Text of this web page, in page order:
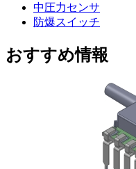
中圧力センサ
防爆スイッチ
おすすめ情報